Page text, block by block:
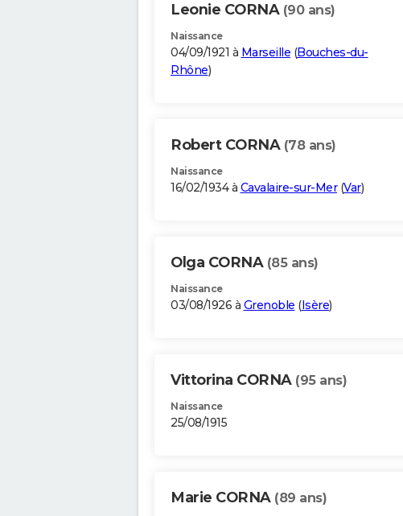
Leonie CORNA (90 ans)
Naissance
04/09/1921 à Marseille (Bouches-du-
Rhône)
Robert CORNA (78 ans)
Naissance
16/02/1934 à Cavalaire-sur-Mer(Var)
Olga CORNA (85 ans)
Naissance
03/08/1926 à Grenoble (Isère)
Vittorina CORNA (95 ans)
Naissance
25/08/1915
Marie CORNA (89 ans)